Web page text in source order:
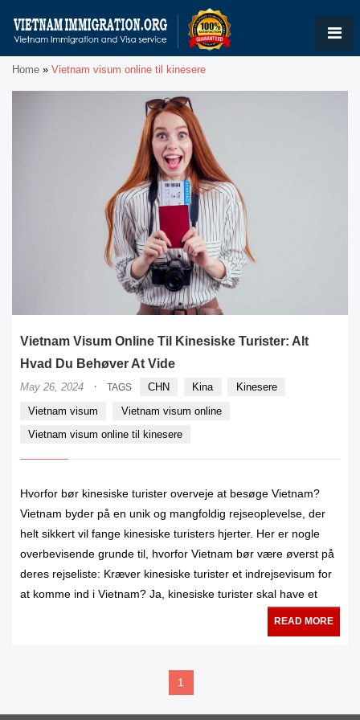
Home » Vietnam visum online til kinesere
Vietnam Visum Online Til Kinesiske Turister: Alt
Hvad Du Behøver At Vide
May 26, 2024 · TAGS CHN Kina
Kinesere
Vietnam visum
Vietnam visum online
Vietnam visum online til kinesere
Hvorfor bør kinesiske turister overveje at besøge Vietnam?
Vietnam byder på en unik og mangfoldig rejseoplevelse, der
helt sikkert vil fange kinesiske turisters hjerter. Her er nogle
overbevisende grunde til, hvorfor Vietnam bør være øverst på
deres rejseliste: Kræver kinesiske turister et indrejsevisum for
at komme ind i Vietnam? Ja, kinesiske turister skal have et
READ MORE
1